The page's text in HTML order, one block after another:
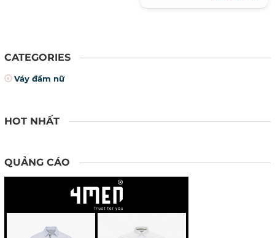
CATEGORIES
Váy đầm nữ
HOT NHẤT
QUẢNG CÁO